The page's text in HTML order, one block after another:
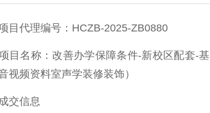
目代理编号：HCZB-2025-ZB0880
目名称：改善办学保障条件-新校区配套-
视频资料室声学装修装饰）
交信息